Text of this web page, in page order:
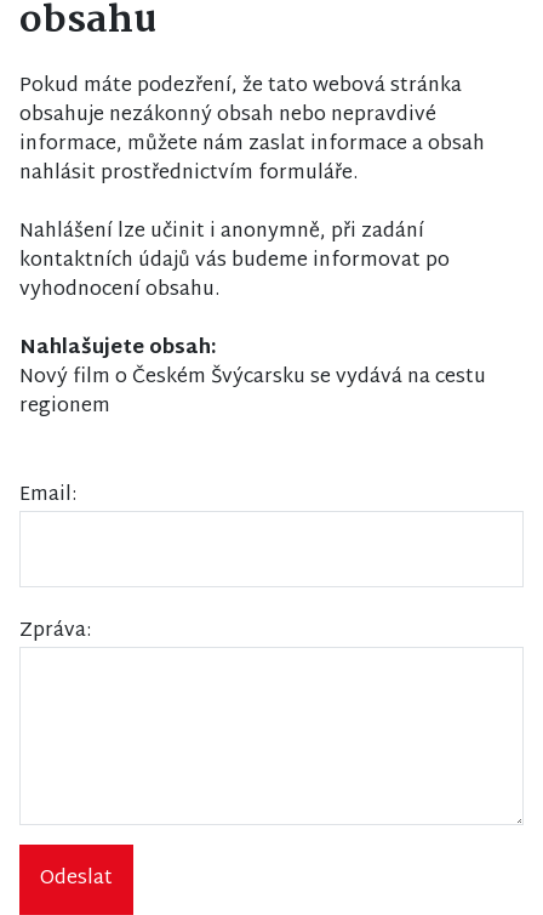
obsahu
Pokud máte podezření, že tato webová stránka
obsahuje nezákonný obsah nebo nepravdivé
informace, můžete nám zaslat informace a obsah
nahlásit prostřednictvím formuláře.
Nahlášení lze učinit i anonymně, při zadání
kontaktních údajů vás budeme informovat po
vyhodnocení obsahu.
Nahlašujete obsah:
Nový film o Českém Švýcarsku se vydává na cestu
regionem
Email:
Zpráva:
Odeslat